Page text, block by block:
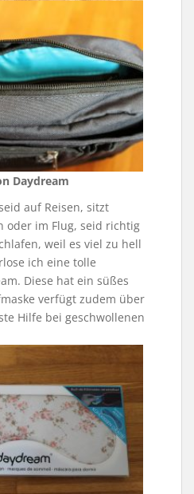
Daydream
auf Reisen, sitzt
oder im Flug, seid richtig
weil es viel zu hell
ich eine tolle
Diese hat ein süßes
verfügt zudem über
Hilfe bei geschwollenen